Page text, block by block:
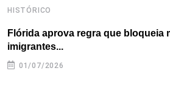
HISTÓRICO
Flórida aprova regra que bloqueia
imigrantes...
01/07/2026